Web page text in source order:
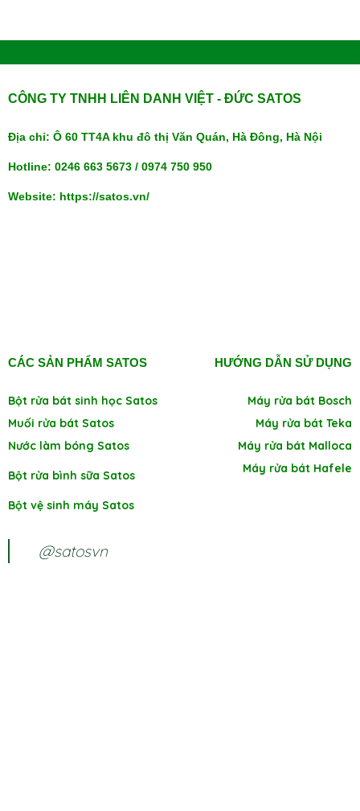
CÔNG TY TNHH LIÊN DANH VIỆT - ĐỨC SATOS
Địa chỉ: Ô 60 TT4A khu đô thị Văn Quán, Hà Đông, Hà Nội
Hotline: 0246 663 5673 / 0974 750 950
Website: https://satos.vn/
CÁC SẢN PHẨM SATOS
Bột rửa bát sinh học Satos
Muối rửa bát Satos
Nước làm bóng Satos
Bột rửa bình sữa Satos
Bột vệ sinh máy Satos
HƯỚNG DẪN SỬ DỤNG
Máy rửa bát Bosch
Máy rửa bát Teka
Máy rửa bát Malloca
Máy rửa bát Hafele
@satosvn